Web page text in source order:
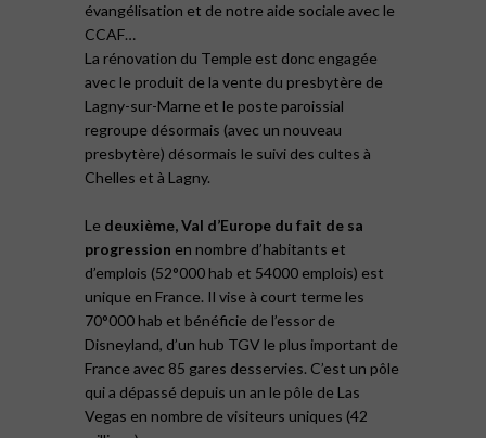
évangélisation et de notre aide sociale avec le
CCAF…
La rénovation du Temple est donc engagée
avec le produit de la vente du presbytère de
Lagny-sur-Marne et le poste paroissial
regroupe désormais (avec un nouveau
presbytère) désormais le suivi des cultes à
Chelles et à Lagny.
Le deuxième, Val d’Europe du fait de sa
progression en nombre d’habitants et
d’emplois (52°000 hab et 54000 emplois) est
unique en France. Il vise à court terme les
70°000 hab et bénéficie de l’essor de
Disneyland, d’un hub TGV le plus important de
France avec 85 gares desservies. C’est un pôle
qui a dépassé depuis un an le pôle de Las
Vegas en nombre de visiteurs uniques (42